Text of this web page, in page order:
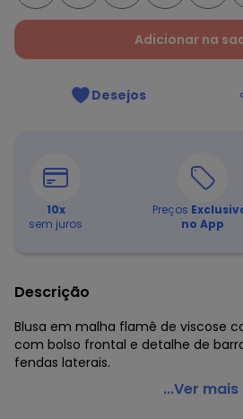
Adicionar na
Desejos
10x
sem juros
Preços
no App
Descrição
Blusa em malha flamê de viscose
com bolso frontal e detalhe de
fendas laterais.
Quintess - Blusa Alongada Preta
...Ver mais